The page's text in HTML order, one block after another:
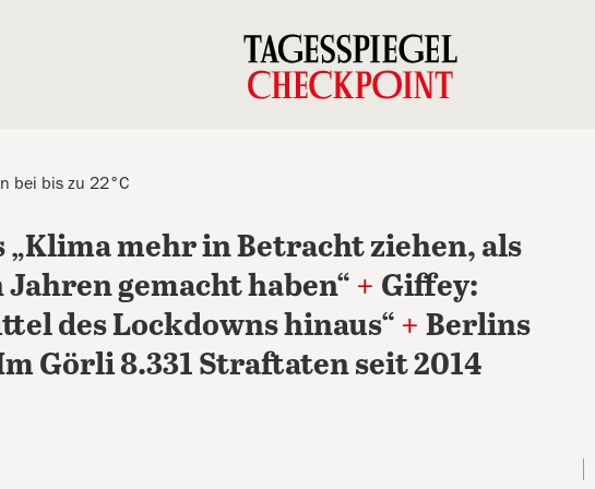
bei bis zu 22°C
„Klima mehr in Betracht ziehen, als
gemacht haben“ + Giffey:
des Lockdowns hinaus“ + Berlins
Görli 8.331 Straftaten seit 2014